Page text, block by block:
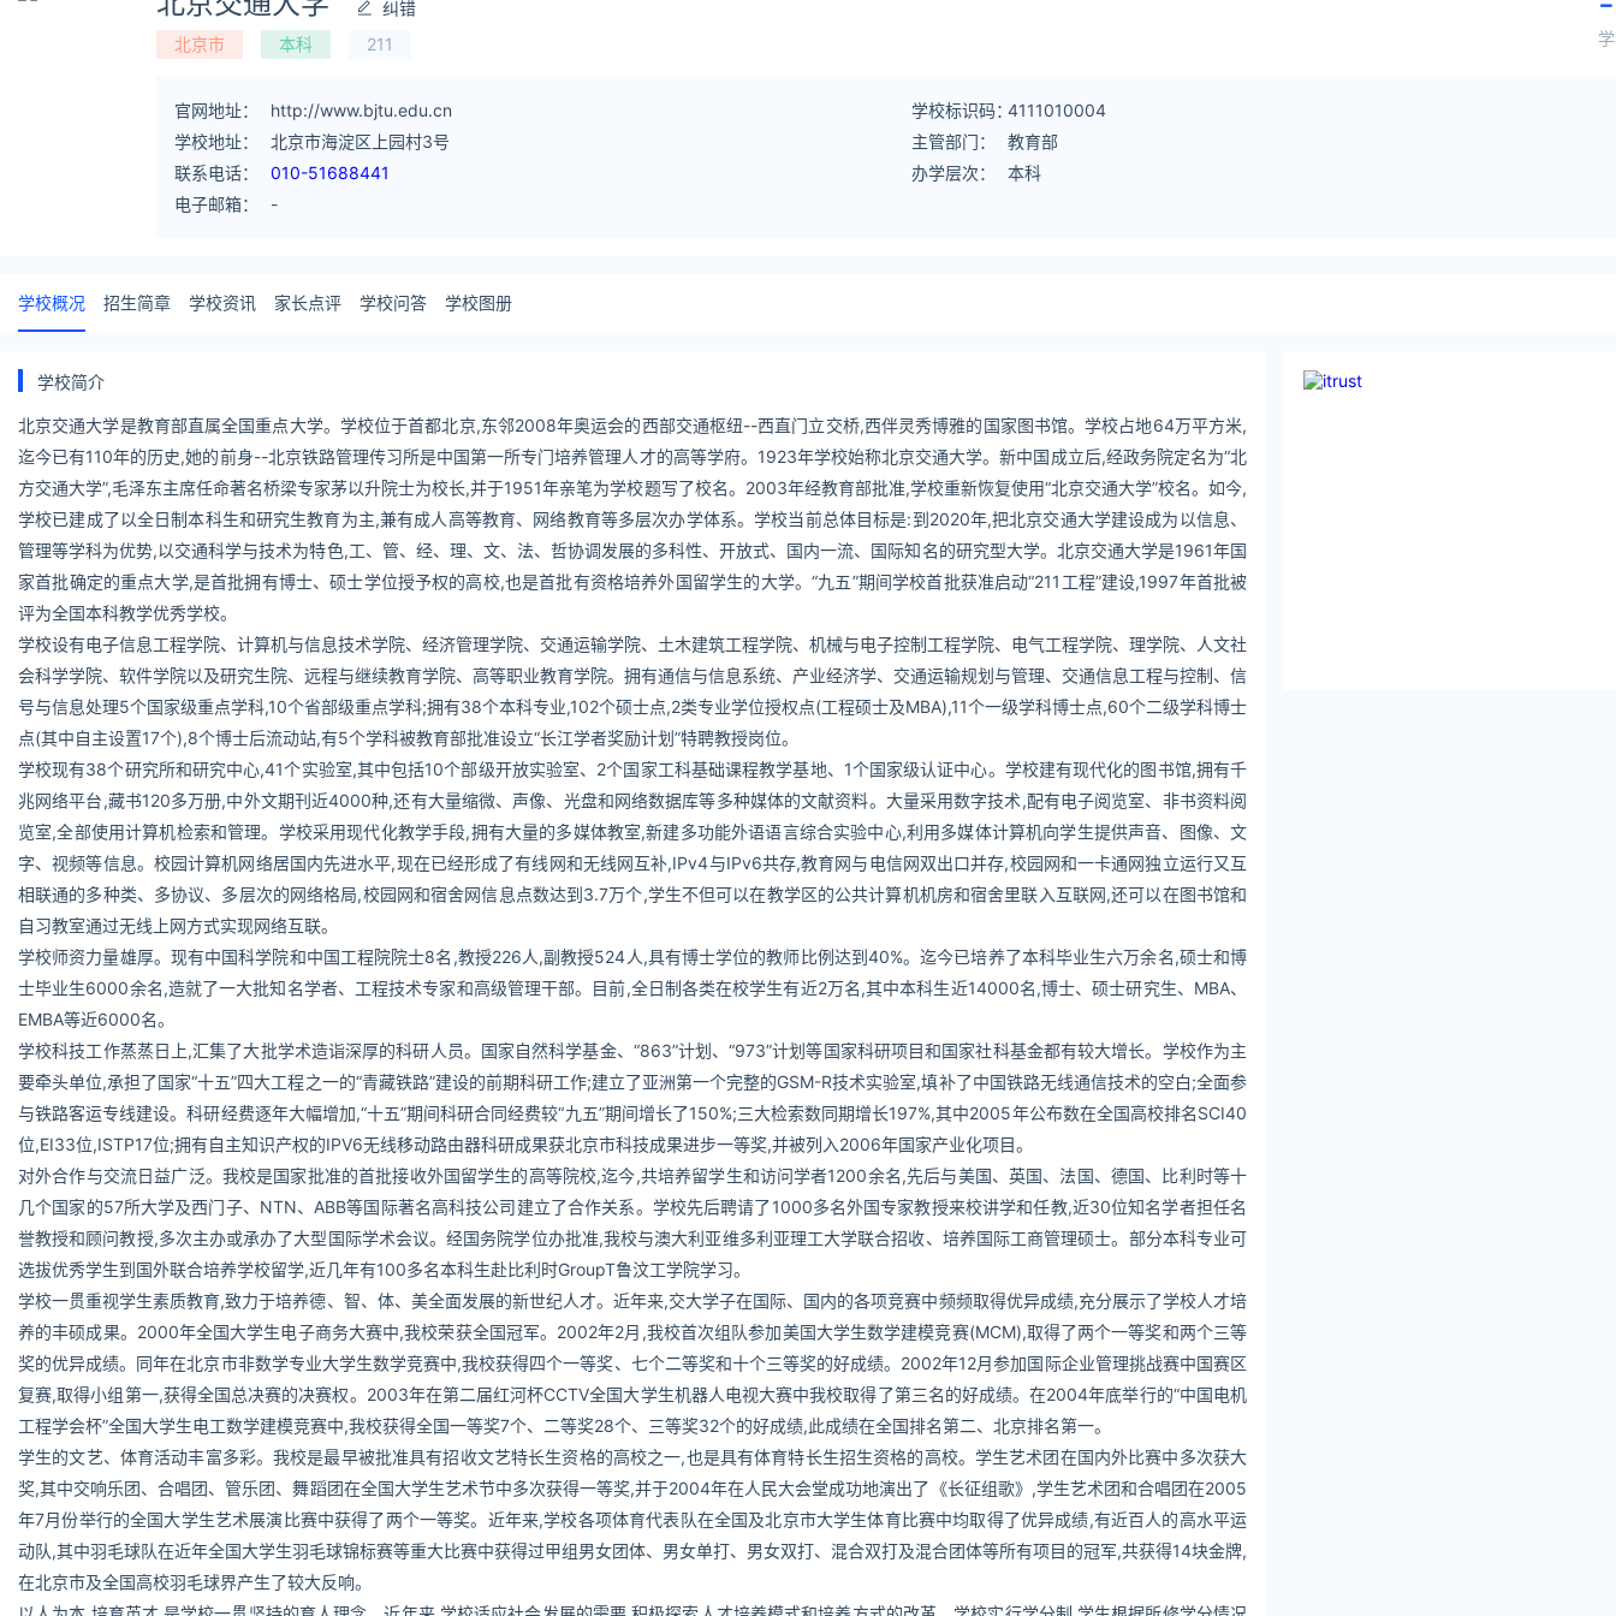
纠错
北京市
本科 211
官网地址：
http://www.bjtu.edu.cn
学校地址：
北京市海淀区上园村3号
联系电话：
010-51688441
电子邮箱：
-
学校标识码：4111010004
主管部门：
教育部
办学层次：
本科
学校概况 招生简章 学校资讯 家长点评 学校问答 学校图册
学校简介
北京交通大学是教育部直属全国重点大学。学校位于首都北京,东邻2008年奥运会的西部交通枢纽--西直门立交桥,西伴灵秀博雅的国家图书馆。学校占地64万平方米,
迄今已有110年的历史,她的前身--北京铁路管理传习所是中国第一所专门培养管理人才的高等学府。1923年学校始称北京交通大学。新中国成立后,经政务院定名为“北
方交通大学”,毛泽东主席任命著名桥梁专家茅以升院士为校长,并于1951年亲笔为学校题写了校名。2003年经教育部批准,学校重新恢复使用“北京交通大学”校名。如今,
学校已建成了以全日制本科生和研究生教育为主,兼有成人高等教育、网络教育等多层次办学体系。学校当前总体目标是:到2020年,把北京交通大学建设成为以信息、
管理等学科为优势,以交通科学与技术为特色,工、管、经、理、文、法、哲协调发展的多科性、开放式、国内一流、国际知名的研究型大学。北京交通大学是1961年国
家首批确定的重点大学,是首批拥有博士、硕士学位授予权的高校,也是首批有资格培养外国留学生的大学。“九五”期间学校首批获准启动“211工程”建设,1997年首批被
评为全国本科教学优秀学校。
学校设有电子信息工程学院、计算机与信息技术学院、经济管理学院、交通运输学院、土木建筑工程学院、机械与电子控制工程学院、电气工程学院、理学院、人文社
会科学学院、软件学院以及研究生院、远程与继续教育学院、高等职业教育学院。拥有通信与信息系统、产业经济学、交通运输规划与管理、交通信息工程与控制、信
号与信息处理5个国家级重点学科,10个省部级重点学科;拥有38个本科专业,102个硕士点,2类专业学位授权点(工程硕士及MBA),11个一级学科博士点,60个二级学科博士
点(其中自主设置17个),8个博士后流动站,有5个学科被教育部批准设立“长江学者奖励计划”特聘教授岗位。
学校现有38个研究所和研究中心,41个实验室,其中包括10个部级开放实验室、2个国家工科基础课程教学基地、1个国家级认证中心。学校建有现代化的图书馆,拥有千
兆网络平台,藏书120多万册,中外文期刊近4000种,还有大量缩微、声像、光盘和网络数据库等多种媒体的文献资料。大量采用数字技术,配有电子阅览室、非书资料阅
览室,全部使用计算机检索和管理。学校采用现代化教学手段,拥有大量的多媒体教室,新建多功能外语语言综合实验中心,利用多媒体计算机向学生提供声音、图像、文
字、视频等信息。校园计算机网络居国内先进水平,现在已经形成了有线网和无线网互补,IPv4与IPv6共存,教育网与电信网双出口并存,校园网和一卡通网独立运行又互
相联通的多种类、多协议、多层次的网络格局,校园网和宿舍网信息点数达到3.7万个,学生不但可以在教学区的公共计算机机房和宿舍里联入互联网,还可以在图书馆和
自习教室通过无线上网方式实现网络互联。
学校师资力量雄厚。现有中国科学院和中国工程院院士8名,教授226人,副教授524人,具有博士学位的教师比例达到40%。迄今已培养了本科毕业生六万余名,硕士和博
士毕业生6000余名,造就了一大批知名学者、工程技术专家和高级管理干部。目前,全日制各类在校学生有近2万名,其中本科生近14000名,博士、硕士研究生、MBA、
EMBA等近6000名。
学校科技工作蒸蒸日上,汇集了大批学术造诣深厚的科研人员。国家自然科学基金、“863”计划、“973”计划等国家科研项目和国家社科基金都有较大增长。学校作为主
要牵头单位,承担了国家“十五”四大工程之一的“青藏铁路”建设的前期科研工作;建立了亚洲第一个完整的GSM-R技术实验室,填补了中国铁路无线通信技术的空白;全面参
与铁路客运专线建设。科研经费逐年大幅增加,“十五”期间科研合同经费较“九五”期间增长了150%;三大检索数同期增长197%,其中2005年公布数在全国高校排名SCI40
位,EI33位,ISTP17位;拥有自主知识产权的IPV6无线移动路由器科研成果获北京市科技成果进步一等奖,并被列入2006年国家产业化项目。
对外合作与交流日益广泛。我校是国家批准的首批接收外国留学生的高等院校,迄今,共培养留学生和访问学者1200余名,先后与美国、英国、法国、德国、比利时等十
几个国家的57所大学及西门子、NTN、ABB等国际著名高科技公司建立了合作关系。学校先后聘请了1000多名外国专家教授来校讲学和任教,近30位知名学者担任名
誉教授和顾问教授,多次主办或承办了大型国际学术会议。经国务院学位办批准,我校与澳大利亚维多利亚理工大学联合招收、培养国际工商管理硕士。部分本科专业可
选拔优秀学生到国外联合培养学校留学,近几年有100多名本科生赴比利时GroupT鲁汶工学院学习。
学校一贯重视学生素质教育,致力于培养德、智、体、美全面发展的新世纪人才。近年来,交大学子在国际、国内的各项竞赛中频频取得优异成绩,充分展示了学校人才培
养的丰硕成果。2000年全国大学生电子商务大赛中,我校荣获全国冠军。2002年2月,我校首次组队参加美国大学生数学建模竞赛(MCM),取得了两个一等奖和两个三等
奖的优异成绩。同年在北京市非数学专业大学生数学竞赛中,我校获得四个一等奖、七个二等奖和十个三等奖的好成绩。2002年12月参加国际企业管理挑战赛中国赛区
复赛,取得小组第一,获得全国总决赛的决赛权。2003年在第二届红河杯CCTV全国大学生机器人电视大赛中我校取得了第三名的好成绩。在2004年底举行的“中国电机
工程学会杯”全国大学生电工数学建模竞赛中,我校获得全国一等奖7个、二等奖28个、三等奖32个的好成绩,此成绩在全国排名第二、北京排名第一。
学生的文艺、体育活动丰富多彩。我校是最早被批准具有招收文艺特长生资格的高校之一,也是具有体育特长生招生资格的高校。学生艺术团在国内外比赛中多次获大
奖,其中交响乐团、合唱团、管乐团、舞蹈团在全国大学生艺术节中多次获得一等奖,并于2004年在人民大会堂成功地演出了《长征组歌》,学生艺术团和合唱团在2005
年7月份举行的全国大学生艺术展演比赛中获得了两个一等奖。近年来,学校各项体育代表队在全国及北京市大学生体育比赛中均取得了优异成绩,有近百人的高水平运
动队,其中羽毛球队在近年全国大学生羽毛球锦标赛等重大比赛中获得过甲组男女团体、男女单打、男女双打、混合双打及混合团体等所有项目的冠军,共获得14块金牌,
在北京市及全国高校羽毛球界产生了较大反响。